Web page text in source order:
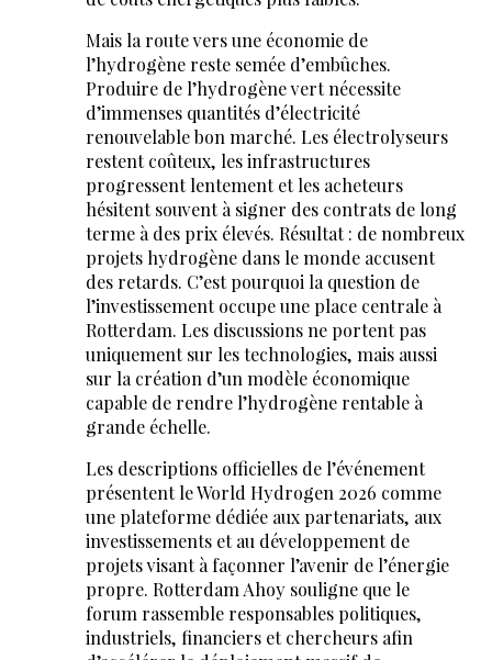
Mais la route vers une économie de
l’hydrogène reste semée d’embûches.
Produire de l’hydrogène vert nécessite
d’immenses quantités d’électricité
renouvelable bon marché. Les électrolyseurs
restent coûteux, les infrastructures
progressent lentement et les acheteurs
hésitent souvent à signer des contrats de long
terme à des prix élevés. Résultat : de nombreux
projets hydrogène dans le monde accusent
des retards. C’est pourquoi la question de
l’investissement occupe une place centrale à
Rotterdam. Les discussions ne portent pas
uniquement sur les technologies, mais aussi
sur la création d’un modèle économique
capable de rendre l’hydrogène rentable à
grande échelle.
Les descriptions officielles de l’événement
présentent le World Hydrogen 2026 comme
une plateforme dédiée aux partenariats, aux
investissements et au développement de
projets visant à façonner l’avenir de l’énergie
propre. Rotterdam Ahoy souligne que le
forum rassemble responsables politiques,
industriels, financiers et chercheurs afin